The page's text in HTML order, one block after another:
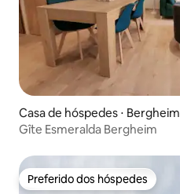
Casa de hóspedes ⋅ Bergheim
Gîte Esmeralda Bergheim
Preferido dos hóspedes
Preferido dos hóspedes